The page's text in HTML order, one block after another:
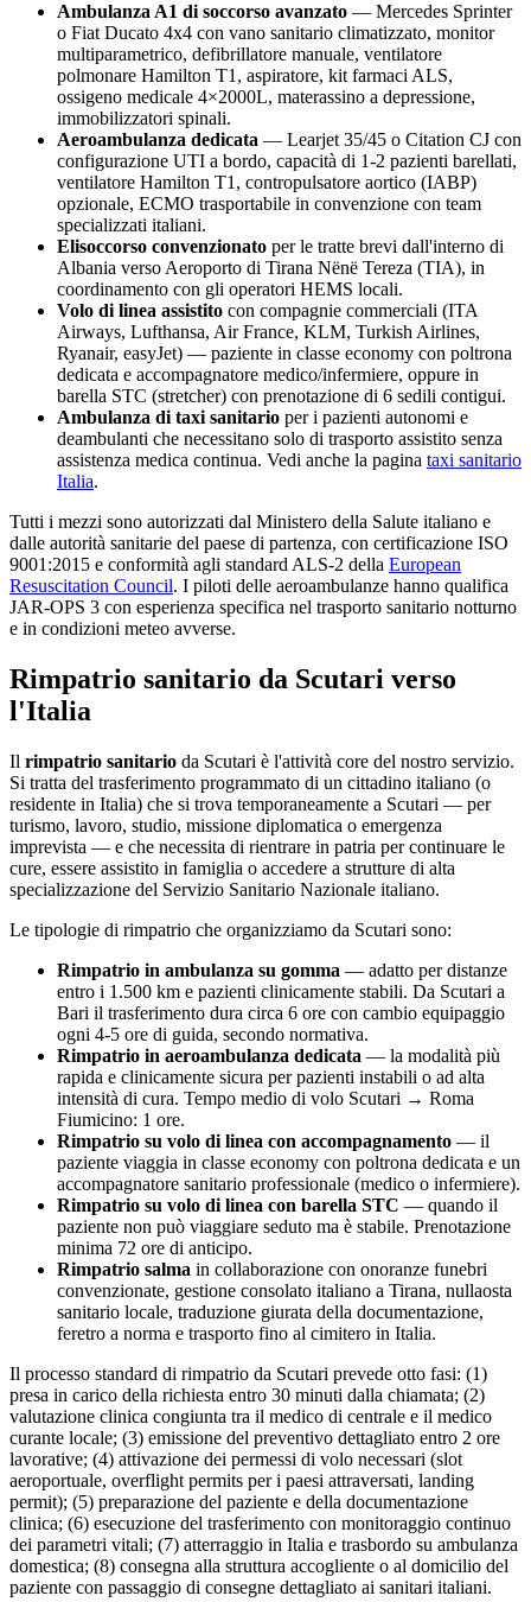
Ambulanza A1 di soccorso avanzato — Mercedes Sprinter
o Fiat Ducato 4x4 con vano sanitario climatizzato, monitor
multiparametrico, defibrillatore manuale, ventilatore
polmonare Hamilton T1, aspiratore, kit farmaci ALS,
ossigeno medicale 4×2000L, materassino a depressione,
immobilizzatori spinali.
Aeroambulanza dedicata — Learjet 35/45 o Citation CJ con
configurazione UTI a bordo, capacità di 1-2 pazienti barellati,
ventilatore Hamilton T1, contropulsatore aortico (IABP)
opzionale, ECMO trasportabile in convenzione con team
specializzati italiani.
Elisoccorso convenzionato per le tratte brevi dall'interno di
Albania versoAeroporto di Tirana Nënë Tereza (TIA), in
coordinamento con gli operatori HEMS locali.
Volo di linea assistito con compagnie commerciali (ITA
Airways, Lufthansa, Air France, KLM, Turkish Airlines,
Ryanair, easyJet) — paziente in classe economy con poltrona
dedicata e accompagnatore medico/infermiere, oppure in
barella STC (stretcher) con prenotazione di 6 sedili contigui.
Ambulanza di taxi sanitario per i pazienti autonomi e
deambulanti che necessitano solo di trasporto assistito senza
assistenza medica continua. Vedi anche la pagina taxi sanitario
Italia.
Tutti i mezzi sono autorizzati dal Ministero della Salute italiano e
dalle autorità sanitarie del paese di partenza, con certificazione ISO
9001:2015 e conformità agli standard ALS-2 della European
Resuscitation Council. I piloti delle aeroambulanze hanno qualifica
JAR-OPS 3 con esperienza specifica nel trasporto sanitario notturno
e in condizioni meteo avverse.
Rimpatrio sanitario da Scutari verso
l'Italia
Il rimpatrio sanitario da Scutari è l'attività core del nostro servizio.
Si tratta del trasferimento programmato di un cittadino italiano (o
residente in Italia) che si trova temporaneamente a Scutari — per
turismo, lavoro, studio, missione diplomatica o emergenza
imprevista — e che necessita di rientrare in patria per continuare le
cure, essere assistito in famiglia o accedere a strutture di alta
specializzazione del Servizio Sanitario Nazionale italiano.
Le tipologie di rimpatrio che organizziamo da Scutari sono:
Rimpatrio in ambulanza su gomma — adatto per distanze
entro i 1.500 km e pazienti clinicamente stabili. Da Scutari a
Bari il trasferimento dura circa 6 ore con cambio equipaggio
ogni 4-5 ore di guida, secondo normativa.
Rimpatrio in aeroambulanza dedicata — la modalità più
rapida e clinicamente sicura per pazienti instabili o ad alta
intensità di cura. Tempo medio di volo Scutari → Roma
Fiumicino: 1 ore.
Rimpatrio su volo di linea con accompagnamento — il
paziente viaggia in classe economy con poltrona dedicata e un
accompagnatore sanitario professionale (medico o infermiere).
Rimpatrio su volo di linea con barella STC — quando il
paziente non può viaggiare seduto ma è stabile. Prenotazione
minima 72 ore di anticipo.
Rimpatrio salma in collaborazione con onoranze funebri
convenzionate, gestione consolato italiano a Tirana, nullaosta
sanitario locale, traduzione giurata della documentazione,
feretro a norma e trasporto fino al cimitero in Italia.
Il processo standard di rimpatrio da Scutari prevede otto fasi: (1)
presa in carico della richiesta entro 30 minuti dalla chiamata; (2)
valutazione clinica congiunta tra il medico di centrale e il medico
curante locale; (3) emissione del preventivo dettagliato entro 2 ore
lavorative; (4) attivazione dei permessi di volo necessari (slot
aeroportuale, overflight permits per i paesi attraversati, landing
permit); (5) preparazione del paziente e della documentazione
clinica; (6) esecuzione del trasferimento con monitoraggio continuo
dei parametri vitali; (7) atterraggio in Italia e trasbordo su ambulanza
domestica; (8) consegna alla struttura accogliente o al domicilio del
paziente con passaggio di consegne dettagliato ai sanitari italiani.